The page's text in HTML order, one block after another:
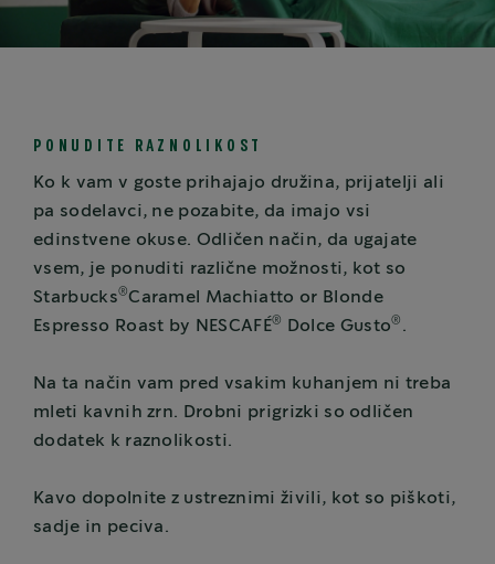
PONUDITE RAZNOLIKOST
Ko k vam v goste prihajajo družina, prijatelji ali
pa sodelavci, ne pozabite, da imajo vsi
edinstvene okuse. Odličen način, da ugajate
vsem, je ponuditi različne možnosti, kot so
Starbucks®Caramel Machiatto or Blonde
Espresso Roast by NESCAFÉ® Dolce Gusto® .
Na ta način vam pred vsakim kuhanjem ni treba
mleti kavnih zrn. Drobni prigrizki so odličen
dodatek k raznolikosti.
Kavo dopolnite z ustreznimi živili, kot so piškoti,
sadje in peciva.